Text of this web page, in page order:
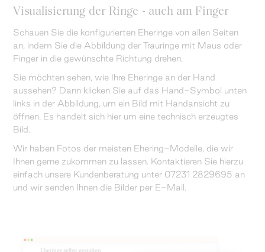
Visualisierung der Ringe - auch am Finger
Schauen Sie die konfigurierten Eheringe von allen Seiten
an, indem Sie die Abbildung der Trauringe mit Maus oder
Finger in die gewünschte Richtung drehen.
Sie möchten sehen, wie Ihre Eheringe an der Hand
aussehen? Dann klicken Sie auf das Hand-Symbol unten
links in der Abbildung, um ein Bild mit Handansicht zu
öffnen. Es handelt sich hier um eine technisch erzeugtes
Bild.
Wir haben Fotos der meisten Ehering-Modelle, die wir
Ihnen gerne zukommen zu lassen. Kontaktieren Sie hierzu
einfach unsere Kundenberatung unter 07231 2829695 an
und wir senden Ihnen die Bilder per E-Mail.